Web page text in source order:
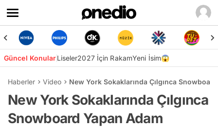
Güncel KonularLiseler2027 İçin RakamYeni İsim😱
Haberler Video New York Sokaklarında Çılgınca
New York Sokaklarında Çılgınca
Snowboard Yapan Adam